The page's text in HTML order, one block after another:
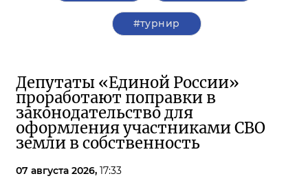
#турнир
Депутаты «Единой России»
проработают поправки в
законодательство для
оформления участниками СВО
земли в собственность
07 августа 2026, 17:33